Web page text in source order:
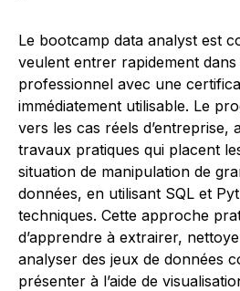
Le bootcamp data analyst est
veulent entrer rapidement
professionnel avec une
immédiatement utilisable. Le
vers les cas réels d’entreprise,
travaux pratiques qui placent
situation de manipulation de
données, en utilisant SQL et
techniques. Cette approche
d’apprendre à extrairer,
analyser des jeux de données
présenter à l’aide de